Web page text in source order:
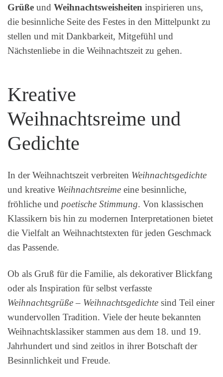
Grüße und Weihnachtsweisheiten inspirieren uns,
die besinnliche Seite des Festes in den Mittelpunkt zu
stellen und mit Dankbarkeit, Mitgefühl und
Nächstenliebe in die Weihnachtszeit zu gehen.
Kreative
Weihnachtsreime und
Gedichte
In der Weihnachtszeit verbreiten Weihnachtsgedichte
und kreative Weihnachtsreime eine besinnliche,
fröhliche und poetische Stimmung. Von klassischen
Klassikern bis hin zu modernen Interpretationen bietet
die Vielfalt an Weihnachtstexten für jeden Geschmack
das Passende.
Ob als Gruß für die Familie, als dekorativer Blickfang
oder als Inspiration für selbst verfasste
Weihnachtsgrüße – Weihnachtsgedichte sind Teil einer
wundervollen Tradition. Viele der heute bekannten
Weihnachtsklassiker stammen aus dem 18. und 19.
Jahrhundert und sind zeitlos in ihrer Botschaft der
Besinnlichkeit und Freude.